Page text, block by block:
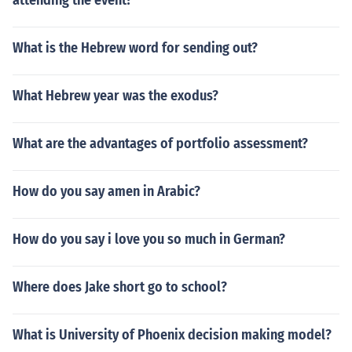
What is the Hebrew word for sending out?
What Hebrew year was the exodus?
What are the advantages of portfolio assessment?
How do you say amen in Arabic?
How do you say i love you so much in German?
Where does Jake short go to school?
What is University of Phoenix decision making model?